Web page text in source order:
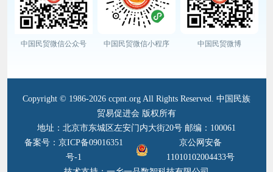
中国民贸微信公众号 中国民贸微信小程序 中国民贸微博
Copyright © 1986-2026 ccpnt.org All Rights Reserved. 中国民族
贸易促进会 版权所有
地址：北京市东城区左安门内大街20号 邮编：100061
备案号：京ICP备09016351
号-1
京公网安备
11010102004433号